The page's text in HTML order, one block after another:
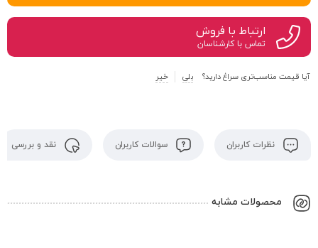
ارتباط با فروش
تماس با کارشناسان
آیا قیمت مناسب‌تری سراغ دارید؟ بلی خیر
نظرات کاربران سوالات کاربران نقد و بررسی
محصولات مشابه